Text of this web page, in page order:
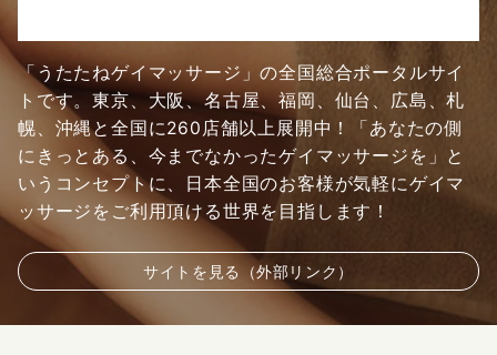
「うたたねゲイマッサージ」の全国総合ポータルサイ
トです。東京、大阪、名古屋、福岡、仙台、広島、札
幌、沖縄と全国に260店舗以上展開中！「あなたの側
にきっとある、今までなかったゲイマッサージを」と
いうコンセプトに、日本全国のお客様が気軽にゲイマ
ッサージをご利用頂ける世界を目指します！
サイトを見る（外部リンク）